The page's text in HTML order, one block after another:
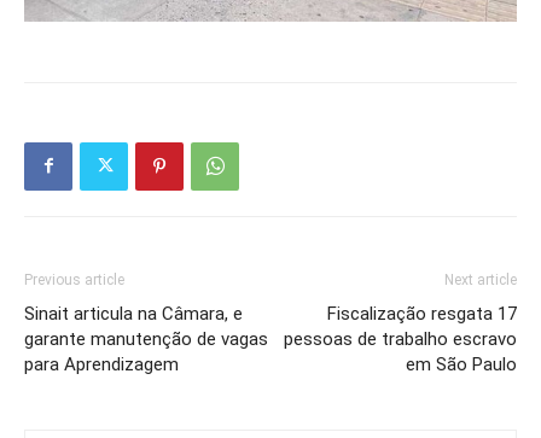
Previous article
Sinait articula na Câmara, e
garante manutenção de vagas
para Aprendizagem
Next article
Fiscalização resgata 17
pessoas de trabalho escravo
em São Paulo